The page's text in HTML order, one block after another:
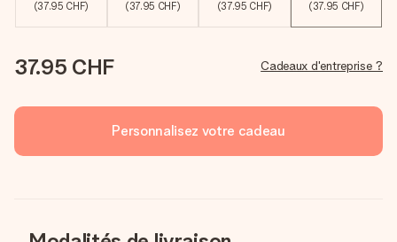
(37.95 CHF) (37.95 CHF) (37.95 CHF) (37.95 CHF)
37.95 CHF Cadeaux d'entreprise ?
Personnalisez votre cadeau